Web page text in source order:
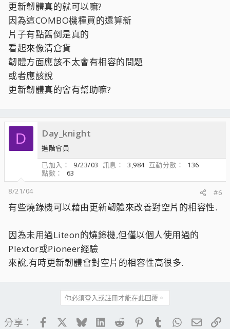
更新韌體真的就可以嘛?
因為這COMBO機種買的還算新
片子有點舊倒是真的
看起來像清倉貨
韌體方面應該不太會有相容的問題
或者應該說
更新韌體真的會有幫助嘛?
D Day_knight
進階會員
已加入
9/23/03 訊息 3,984 互動分數
136
點數
63
8/21/04
#6
有些燒錄機可以藉由更新韌體來改善對空片的相容性.
因為未用過Liteon的燒錄機,但僅以個人使用過的
Plextor或Pioneer經驗
來說,有時更新韌體會對空片的相容性高很多.
你必須登入或註冊才能在此回覆。
分享： FacebookBlueskyLinkedIn
Reddit PinterestTumblrWhatsApp
電子